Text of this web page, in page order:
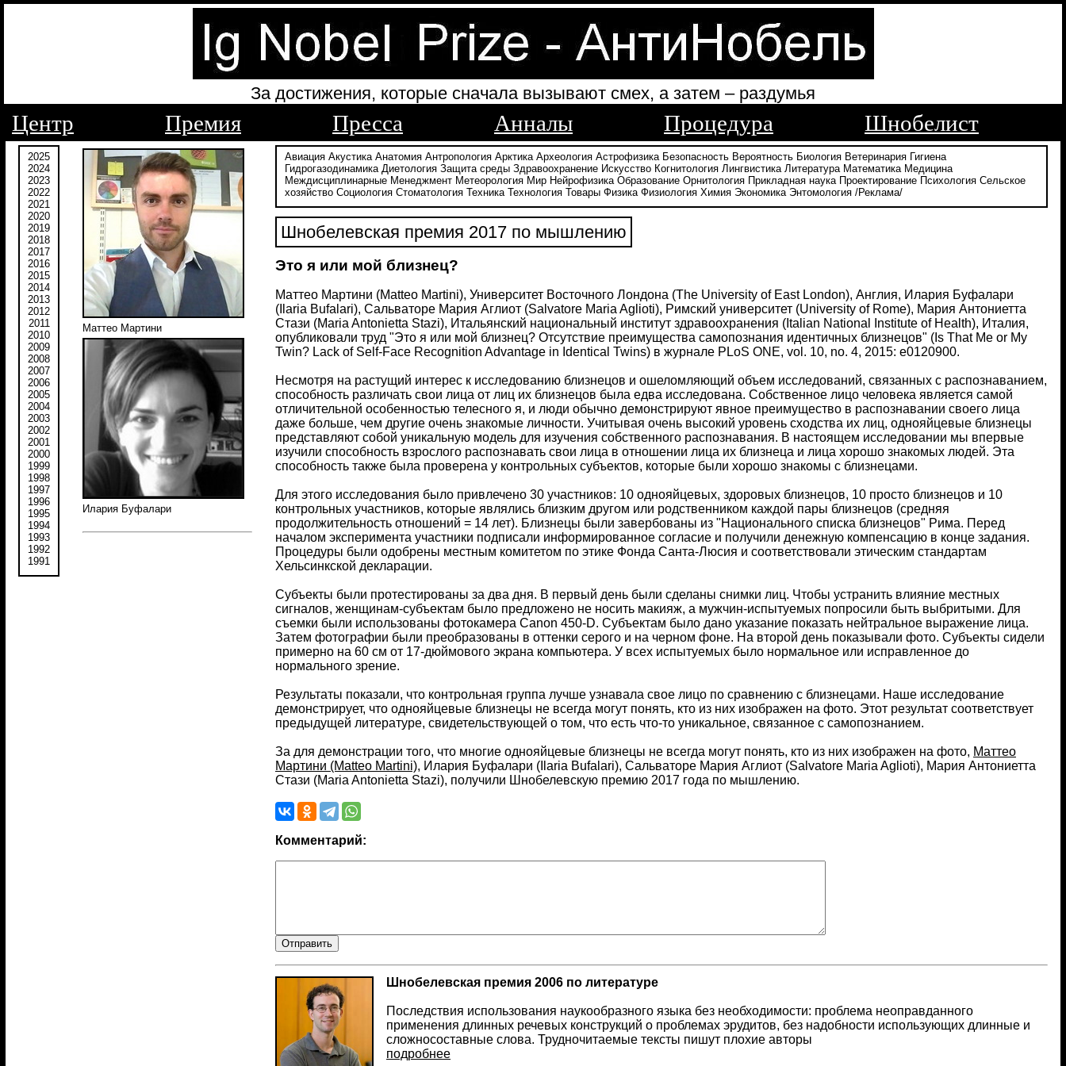
За достижения, которые сначала вызывают смех, а затем – раздумья
Центр Премия Пресса Анналы Процедура Шнобелист
2025
2024
2023
2022
2021
2020
2019
2018
2017
2016
2015
2014
2013
2012
2011
2010
2009
2008
2007
2006
2005
2004
2003
2002
2001
2000
1999
1998
1997
1996
1995
1994
1993
1992
1991
Маттео Мартини
Илария Буфалари
Авиация Акустика Анатомия Антропология Арктика Археология Астрофизика Безопасность Вероятность Биология Ветеринария Гигиена
Гидрогазодинамика Диетология Защита среды Здравоохранение Искусство Когнитология Лингвистика Литература Математика Медицина
Междисциплинарные Менеджмент Метеорология Мир Нейрофизика Образование Орнитология Прикладная наука Проектирование Психология Сельское
хозяйство Социология Стоматология Техника Технология Товары Физика Физиология Химия Экономика Энтомология /Реклама/
Шнобелевская премия 2017 по мышлению
Это я или мой близнец?
Маттео Мартини (Matteo Martini), Университет Восточного Лондона (The University of East London), Англия, Илария Буфалари
(Ilaria Bufalari), Сальваторе Мария Аглиот (Salvatore Maria Aglioti), Римский университет (University of Rome), Мария Антониетта
Стази (Maria Antonietta Stazi), Итальянский национальный институт здравоохранения (Italian National Institute of Health), Италия,
опубликовали труд "Это я или мой близнец? Отсутствие преимущества самопознания идентичных близнецов" (Is That Me or My
Twin? Lack of Self-Face Recognition Advantage in Identical Twins) в журнале PLoS ONE, vol. 10, no. 4, 2015: e0120900.
Несмотря на растущий интерес к исследованию близнецов и ошеломляющий объем исследований, связанных с распознаванием,
способность различать свои лица от лиц их близнецов была едва исследована. Собственное лицо человека является самой
отличительной особенностью телесного я, и люди обычно демонстрируют явное преимущество в распознавании своего лица
даже больше, чем другие очень знакомые личности. Учитывая очень высокий уровень сходства их лиц, однояйцевые близнецы
представляют собой уникальную модель для изучения собственного распознавания. В настоящем исследовании мы впервые
изучили способность взрослого распознавать свои лица в отношении лица их близнеца и лица хорошо знакомых людей. Эта
способность также была проверена у контрольных субъектов, которые были хорошо знакомы с близнецами.
Для этого исследования было привлечено 30 участников: 10 однояйцевых, здоровых близнецов, 10 просто близнецов и 10
контрольных участников, которые являлись близким другом или родственником каждой пары близнецов (средняя
продолжительность отношений = 14 лет). Близнецы были завербованы из "Национального списка близнецов" Рима. Перед
началом эксперимента участники подписали информированное согласие и получили денежную компенсацию в конце задания.
Процедуры были одобрены местным комитетом по этике Фонда Санта-Люсия и соответствовали этическим стандартам
Хельсинкской декларации.
Субъекты были протестированы за два дня. В первый день были сделаны снимки лиц. Чтобы устранить влияние местных
сигналов, женщинам-субъектам было предложено не носить макияж, а мужчин-испытуемых попросили быть выбритыми. Для
съемки были использованы фотокамера Canon 450-D. Субъектам было дано указание показать нейтральное выражение лица.
Затем фотографии были преобразованы в оттенки серого и на черном фоне. На второй день показывали фото. Субъекты сидели
примерно на 60 см от 17-дюймового экрана компьютера. У всех испытуемых было нормальное или исправленное до
нормального зрение.
Результаты показали, что контрольная группа лучше узнавала свое лицо по сравнению с близнецами. Наше исследование
демонстрирует, что однояйцевые близнецы не всегда могут понять, кто из них изображен на фото. Этот результат соответствует
предыдущей литературе, свидетельствующей о том, что есть что-то уникальное, связанное с самопознанием.
За для демонстрации того, что многие однояйцевые близнецы не всегда могут понять, кто из них изображен на фото, Маттео
Мартини (Matteo Martini), Илария Буфалари (Ilaria Bufalari), Сальваторе Мария Аглиот (Salvatore Maria Aglioti), Мария Антониетта
Стази (Maria Antonietta Stazi), получили Шнобелевскую премию 2017 года по мышлению.
Комментарий:
Шнобелевская премия 2006 по литературе
Последствия использования наукообразного языка без необходимости: проблема неоправданного
применения длинных речевых конструкций о проблемах эрудитов, без надобности использующих длинные и
сложносоставные слова. Трудночитаемые тексты пишут плохие авторы
подробнее